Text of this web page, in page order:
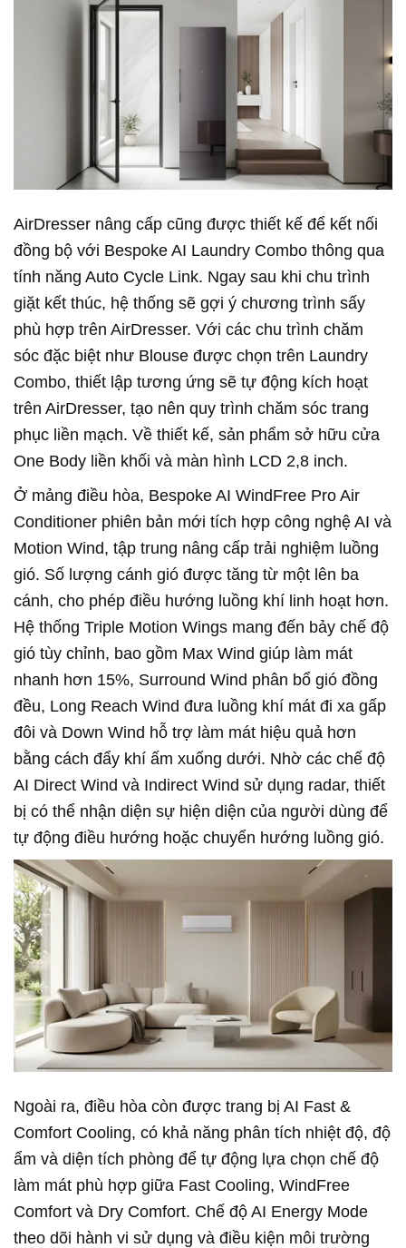
AirDresser nâng cấp cũng được thiết kế để kết nối
đồng bộ với Bespoke AI Laundry Combo thông qua
tính năng Auto Cycle Link. Ngay sau khi chu trình
giặt kết thúc, hệ thống sẽ gợi ý chương trình sấy
phù hợp trên AirDresser. Với các chu trình chăm
sóc đặc biệt như Blouse được chọn trên Laundry
Combo, thiết lập tương ứng sẽ tự động kích hoạt
trên AirDresser, tạo nên quy trình chăm sóc trang
phục liền mạch. Về thiết kế, sản phẩm sở hữu cửa
One Body liền khối và màn hình LCD 2,8 inch.
Ở mảng điều hòa, Bespoke AI WindFree Pro Air
Conditioner phiên bản mới tích hợp công nghệ AI và
Motion Wind, tập trung nâng cấp trải nghiệm luồng
gió. Số lượng cánh gió được tăng từ một lên ba
cánh, cho phép điều hướng luồng khí linh hoạt hơn.
Hệ thống Triple Motion Wings mang đến bảy chế độ
gió tùy chỉnh, bao gồm Max Wind giúp làm mát
nhanh hơn 15%, Surround Wind phân bổ gió đồng
đều, Long Reach Wind đưa luồng khí mát đi xa gấp
đôi và Down Wind hỗ trợ làm mát hiệu quả hơn
bằng cách đẩy khí ấm xuống dưới. Nhờ các chế độ
AI Direct Wind và Indirect Wind sử dụng radar, thiết
bị có thể nhận diện sự hiện diện của người dùng để
tự động điều hướng hoặc chuyển hướng luồng gió.
Ngoài ra, điều hòa còn được trang bị AI Fast &
Comfort Cooling, có khả năng phân tích nhiệt độ, độ
ẩm và diện tích phòng để tự động lựa chọn chế độ
làm mát phù hợp giữa Fast Cooling, WindFree
Comfort và Dry Comfort. Chế độ AI Energy Mode
theo dõi hành vi sử dụng và điều kiện môi trường